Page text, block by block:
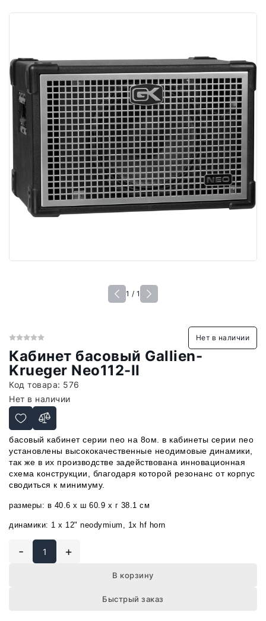
1 / 1
Нет в наличии
Кабинет басовый Gallien-
Krueger Neo112-II
Код товара: 576
Нет в наличии
басовый кабинет серии neo на 8ом. в кабинеты серии neo
установлены высококачественные неодимовые динамики,
так же в их производстве задействована инновационная
схема конструкции, благодаря которой резонанс от корпус
сводиться к минимуму.
размеры: в 40.6 x ш 60.9 x г 38.1 см
динамики: 1 x 12" neodymium, 1x hf horn
- +
В корзину
Быстрый заказ